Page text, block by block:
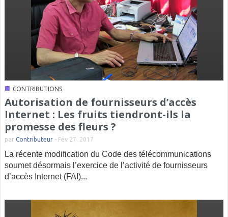
■ CONTRIBUTIONS
Autorisation de fournisseurs d’accès
Internet : Les fruits tiendront-ils la
promesse des fleurs ?
par Contributeur - Fév 27, 2017
La récente modification du Code des télécommunications
soumet désormais l’exercice de l’activité de fournisseurs
d’accès Internet (FAI)...